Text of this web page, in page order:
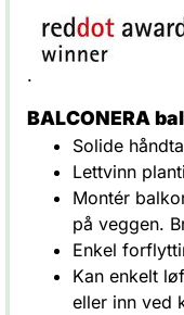
.
BALCONERA
Solide
Lettvinn
Montér
på veggen.
Enkel
Kan enkelt
eller inn ved